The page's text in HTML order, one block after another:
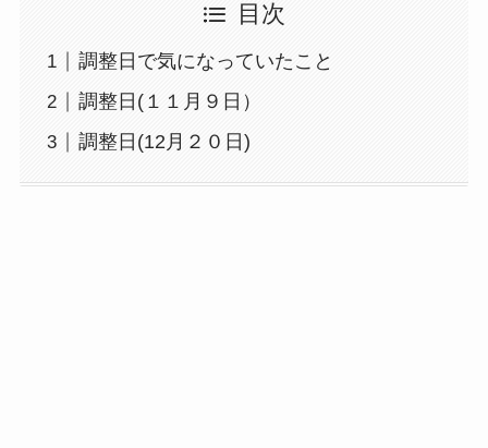
目次
調整日で気になっていたこと
調整日(１１月９日）
調整日(12月２０日)